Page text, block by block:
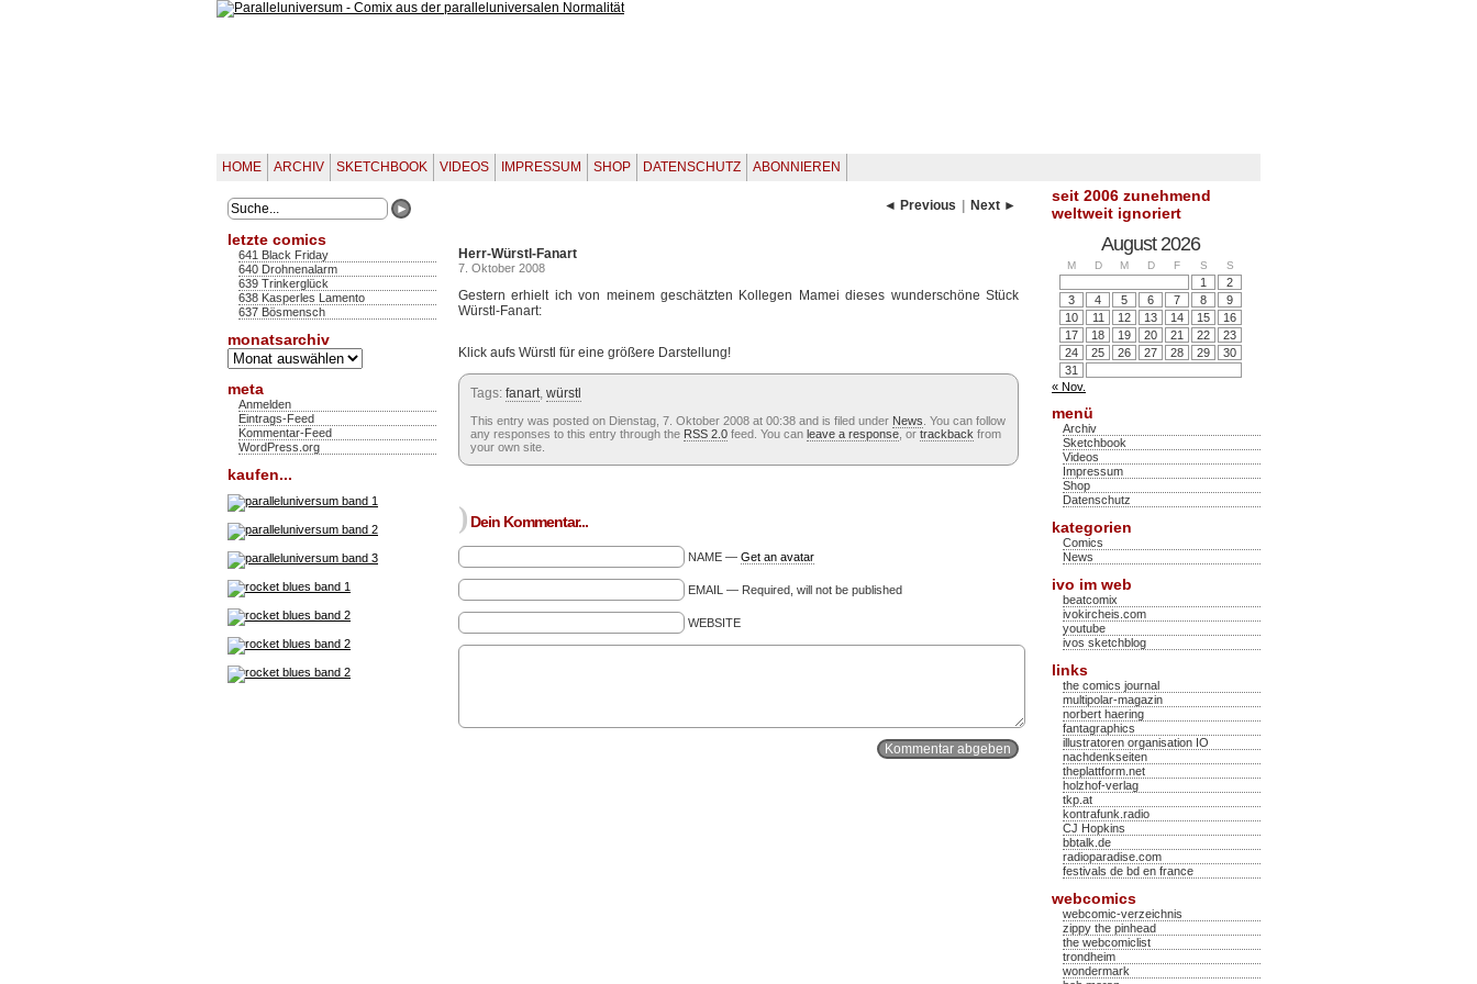
HOME ARCHIV SKETCHBOOK VIDEOS IMPRESSUM SHOP DATENSCHUTZ ABONNIEREN
letzte comics
641 Black Friday
640 Drohnenalarm
639 Trinkerglück
638 Kasperles Lamento
637 Bösmensch
monatsarchiv
Monatsarchiv
meta
Anmelden
Eintrags-Feed
Kommentar-Feed
WordPress.org
kaufen...
◄ Previous Next ►
Herr-Würstl-Fanart
7. Oktober 2008
Gestern erhielt ich von meinem geschätzten Kollegen Mamei dieses wunderschöne Stück
Würstl-Fanart:
Klick aufs Würstl für eine größere Darstellung!
Tags: fanart, würstl
This entry was posted on Dienstag, 7. Oktober 2008 at 00:38 and is filed under News . You can follow
any responses to this entry through the RSS 2.0 feed. You can leave a response , or trackback from
your own site.
) Dein Kommentar...
NAME — Get an avatar
EMAIL — Required, will not be published
WEBSITE
seit 2006 zunehmend
weltweit ignoriert
August 2026
M D M D F S S
1
2
3
4 5 6 7 8
9
10
11 12 13 14 15
16
17
18 19 20 21 22
23
24
25 26 27 28 29
30
31
« Nov.
menü
Archiv
Sketchbook
Videos
Impressum
Shop
Datenschutz
kategorien
Comics
News
ivo im web
beatcomix
ivokircheis.com
youtube
ivos sketchblog
links
the comics journal
multipolar-magazin
norbert haering
fantagraphics
illustratoren organisation IO
nachdenkseiten
theplattform.net
holzhof-verlag
tkp.at
kontrafunk.radio
CJ Hopkins
bbtalk.de
radioparadise.com
festivals de bd en france
webcomics
webcomic-verzeichnis
zippy the pinhead
the webcomiclist
trondheim
wondermark